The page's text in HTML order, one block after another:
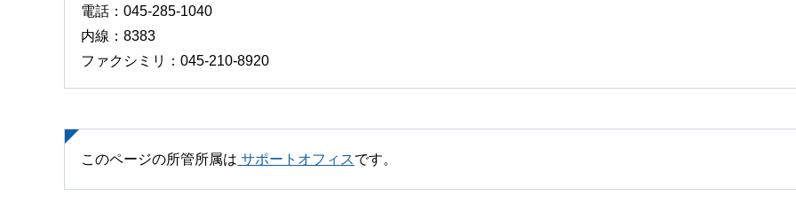
電話：045-285-1040
内線：8383
ファクシミリ：045-210-8920
このページの所管所属は サポートオフィスです。